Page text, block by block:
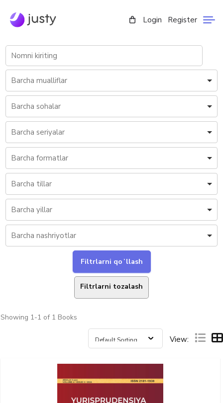
Login Register
Filtrlarni tozalash
Showing 1-1 of 1 Books
View: